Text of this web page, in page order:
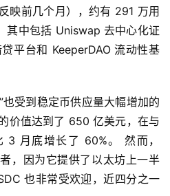
映前几个月），约有 291 万用
其中包括 Uniswap 去中心化证
平台和 KeeperDAO 流动性基
受到稳定币供应量大幅增加的
价值达到了 650 亿美元，在与
3 月底增长了 60%。 然而，
，因为它提供了以太坊上一半
也非常受欢迎，近四分之一